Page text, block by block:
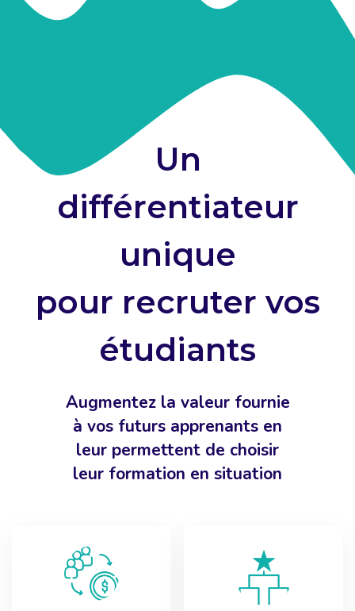
Un
différentiateur
unique
pour recruter vos
étudiants
Augmentez la valeur fournie
à vos futurs apprenants en
leur permettent de choisir
leur formation en situation